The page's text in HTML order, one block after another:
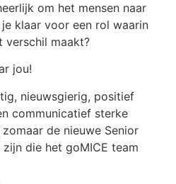
om het mensen naar
klaar voor een rol waarin
verschil maakt?
jou!
nieuwsgierig, positief
communicatief sterke
de nieuwe Senior
die het goMICE team